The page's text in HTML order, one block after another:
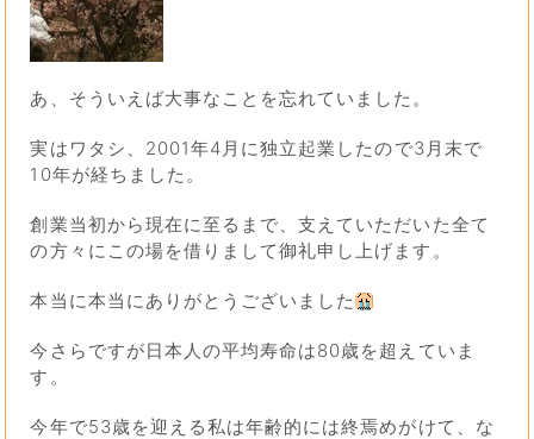
あ、そういえば大事なことを忘れていました。
実はワタシ、2001年4月に独立起業したので3月末で
10年が経ちました。
創業当初から現在に至るまで、支えていただいた全て
の方々にこの場を借りまして御礼申し上げます。
本当に本当にありがとうございました
今さらですが日本人の平均寿命は80歳を超えていま
す。
今年で53歳を迎える私は年齢的には終焉めがけて、な